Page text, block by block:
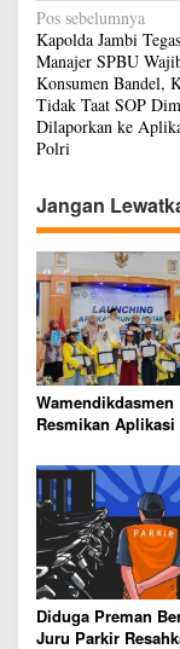
N
a
v
i
g
a
s
i
p
o
s
Pos sebelumnya
Kapolda Jambi
Manajer SPBU
Konsumen Bandel,
Tidak Taat SOP
Dilaporkan ke
Polri
Jangan
Wamendikdasmen
Resmikan
Pemkab Bungo
Mutu Pendidikan
Diduga Preman
Juru Parkir